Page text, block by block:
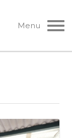
Menu